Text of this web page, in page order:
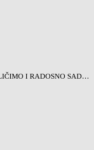
I RADOSNO SAD…